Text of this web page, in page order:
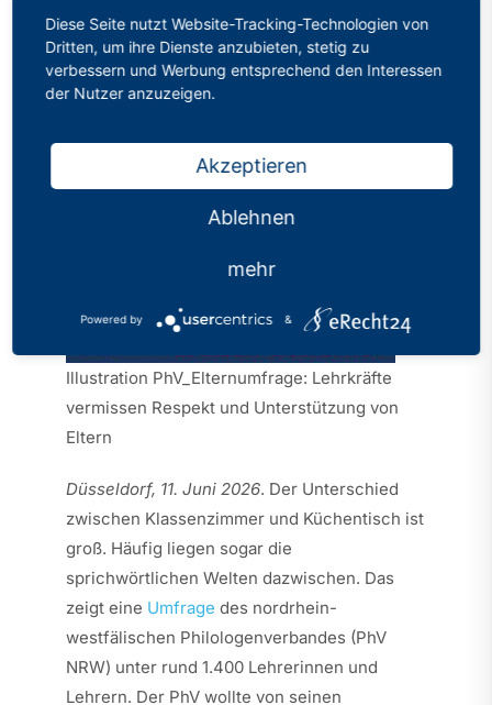
Deutliche Kritik am Elternwillen als
alleiniges Steuerungselement
Unterstützung für Social-Media-Verbot für
Kinder und Jugendliche
Illustration PhV_Elternumfrage: Lehrkräfte
vermissen Respekt und Unterstützung von
Eltern
Düsseldorf, 11. Juni 2026. Der Unterschied
zwischen Klassenzimmer und Küchentisch ist
groß. Häufig liegen sogar die
sprichwörtlichen Welten dazwischen. Das
zeigt eine Umfrage des nordrhein-
westfälischen Philologenverbandes (PhV
NRW) unter rund 1.400 Lehrerinnen und
Lehrern. Der PhV wollte von seinen
Diese Seite nutzt Website-Tracking-Technologien von
Dritten, um ihre Dienste anzubieten, stetig zu
verbessern und Werbung entsprechend den Interessen
der Nutzer anzuzeigen.
Akzeptieren
Ablehnen
mehr
Powered by &